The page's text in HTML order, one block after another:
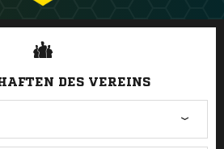
ANZEIGE
DES VEREINS